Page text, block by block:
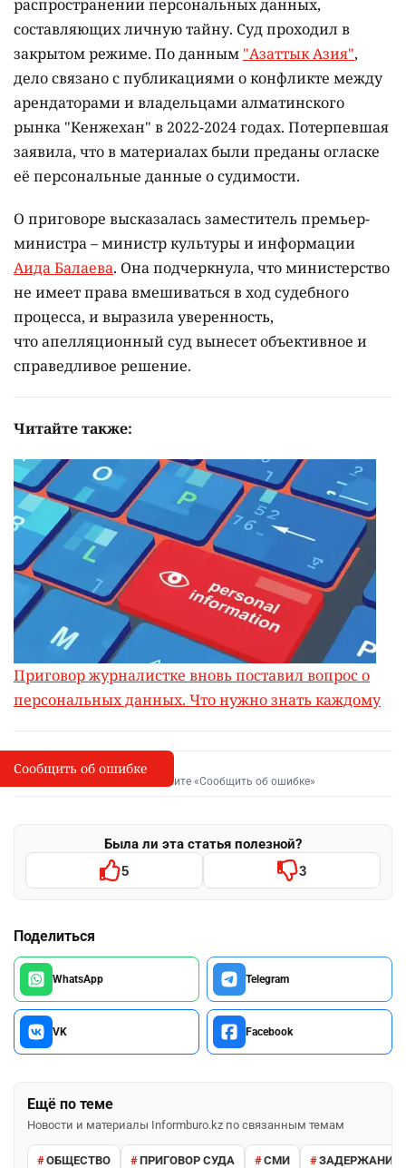
распространении персональных данных,
составляющих личную тайну. Суд проходил в
закрытом режиме. По данным "Азаттык Азия",
дело связано с публикациями о конфликте между
арендаторами и владельцами алматинского
рынка "Кенжехан" в 2022-2024 годах. Потерпевшая
заявила, что в материалах были преданы огласке
её персональные данные о судимости.
О приговоре высказалась заместитель премьер-
министра – министр культуры и информации
Аида Балаева. Она подчеркнула, что министерство
не имеет права вмешиваться в ход судебного
процесса, и выразила уверенность,
что апелляционный суд вынесет объективное и
справедливое решение.
Читайте также:
Приговор журналистке вновь поставил вопрос о
персональных данных. Что нужно знать каждому
I
Сообщить об опечатке
Выделите фрагмент и нажмите «Сообщить об ошибке»
Была ли эта статья полезной?
5 3
Поделиться
WhatsApp Telegram
VK Facebook
Ещё по теме
Новости и материалы Informburo.kz по связанным темам
ОБЩЕСТВО ПРИГОВОР СУДА СМИ ЗАДЕРЖАНИЕ
Сообщить об ошибке